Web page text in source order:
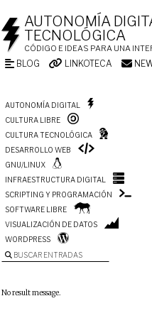
AUTONOMÍA
TECNOLÓGICA
CÓDIGO E IDEAS PARA UNA
BLOG LINKOTECA
AUTONOMÍA DIGITAL
CULTURA LIBRE
CULTURA TECNOLÓGICA
DESARROLLO WEB
GNU/LINUX
INFRAESTRUCTURA DIGITAL
SCRIPTING Y PROGRAMACIÓN
SOFTWARE LIBRE
VISUALIZACIÓN DE DATOS
WORDPRESS
BUSCAR ENTRADAS
No result message.